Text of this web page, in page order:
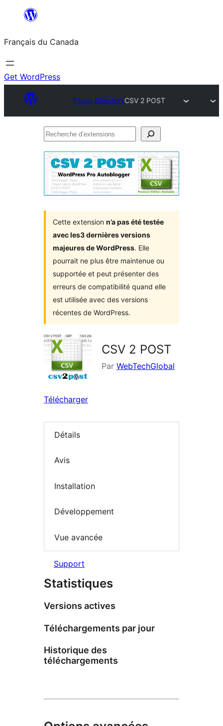
contenu
Français du Canada
Get WordPress
Plugin DirectoryCSV 2 POST
Recherche
Cette extension n’a pas été testée
avec les3 dernières versions
majeures de WordPress. Elle
pourrait ne plus être maintenue ou
supportée et peut présenter des
erreurs de compatibilité quand elle
est utilisée avec des versions
récentes de WordPress.
CSV 2 POST
Par WebTechGlobal
Télécharger
Détails
Avis
Installation
Développement
Vue avancée
Support
Statistiques
Versions actives
Téléchargements par jour
Historique des
téléchargements